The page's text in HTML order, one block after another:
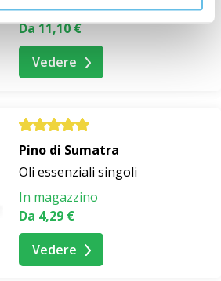
In magazzino
Da 11,10 €
Vedere
Pino di Sumatra
Oli essenziali singoli
In magazzino
Da 4,29 €
Vedere